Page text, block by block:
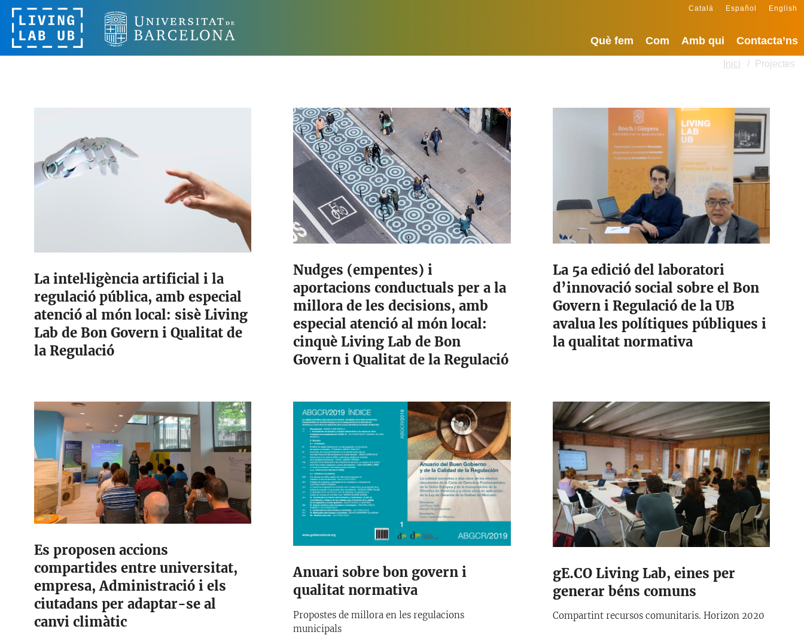
Què fem Com Amb qui Contacta’ns
Català Español English
Inici Projectes
La intel·ligència artificial i la
regulació pública, amb especial
atenció al món local: sisè Living
Lab de Bon Govern i Qualitat de
la Regulació
Nudges (empentes) i
aportacions conductuals per a la
millora de les decisions, amb
especial atenció al món local:
cinquè Living Lab de Bon
Govern i Qualitat de la Regulació
La 5a edició del laboratori
d’innovació social sobre el Bon
Govern i Regulació de la UB
avalua les polítiques públiques i
la qualitat normativa
Es proposen accions
compartides entre universitat,
empresa, Administració i els
ciutadans per adaptar-se al
canvi climàtic
Anuari sobre bon govern i
qualitat normativa
Propostes de millora en les regulacions
municipals
gE.CO Living Lab, eines per
generar béns comuns
Compartint recursos comunitaris. Horizon 2020